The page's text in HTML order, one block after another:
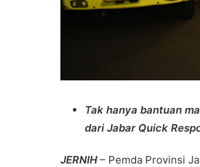
Tak hanya bantuan
dari Jabar Quick
JERNIH – Pemda Provinsi